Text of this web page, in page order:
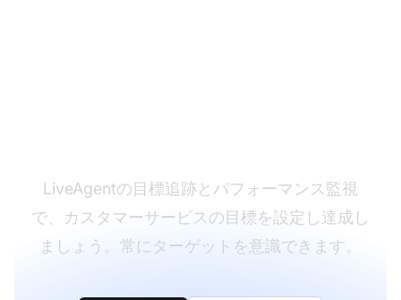
LiveAgentの目標追跡とパフォーマンス監視
で、カスタマーサービスの目標を設定し達成し
ましょう。常にターゲットを意識できます。